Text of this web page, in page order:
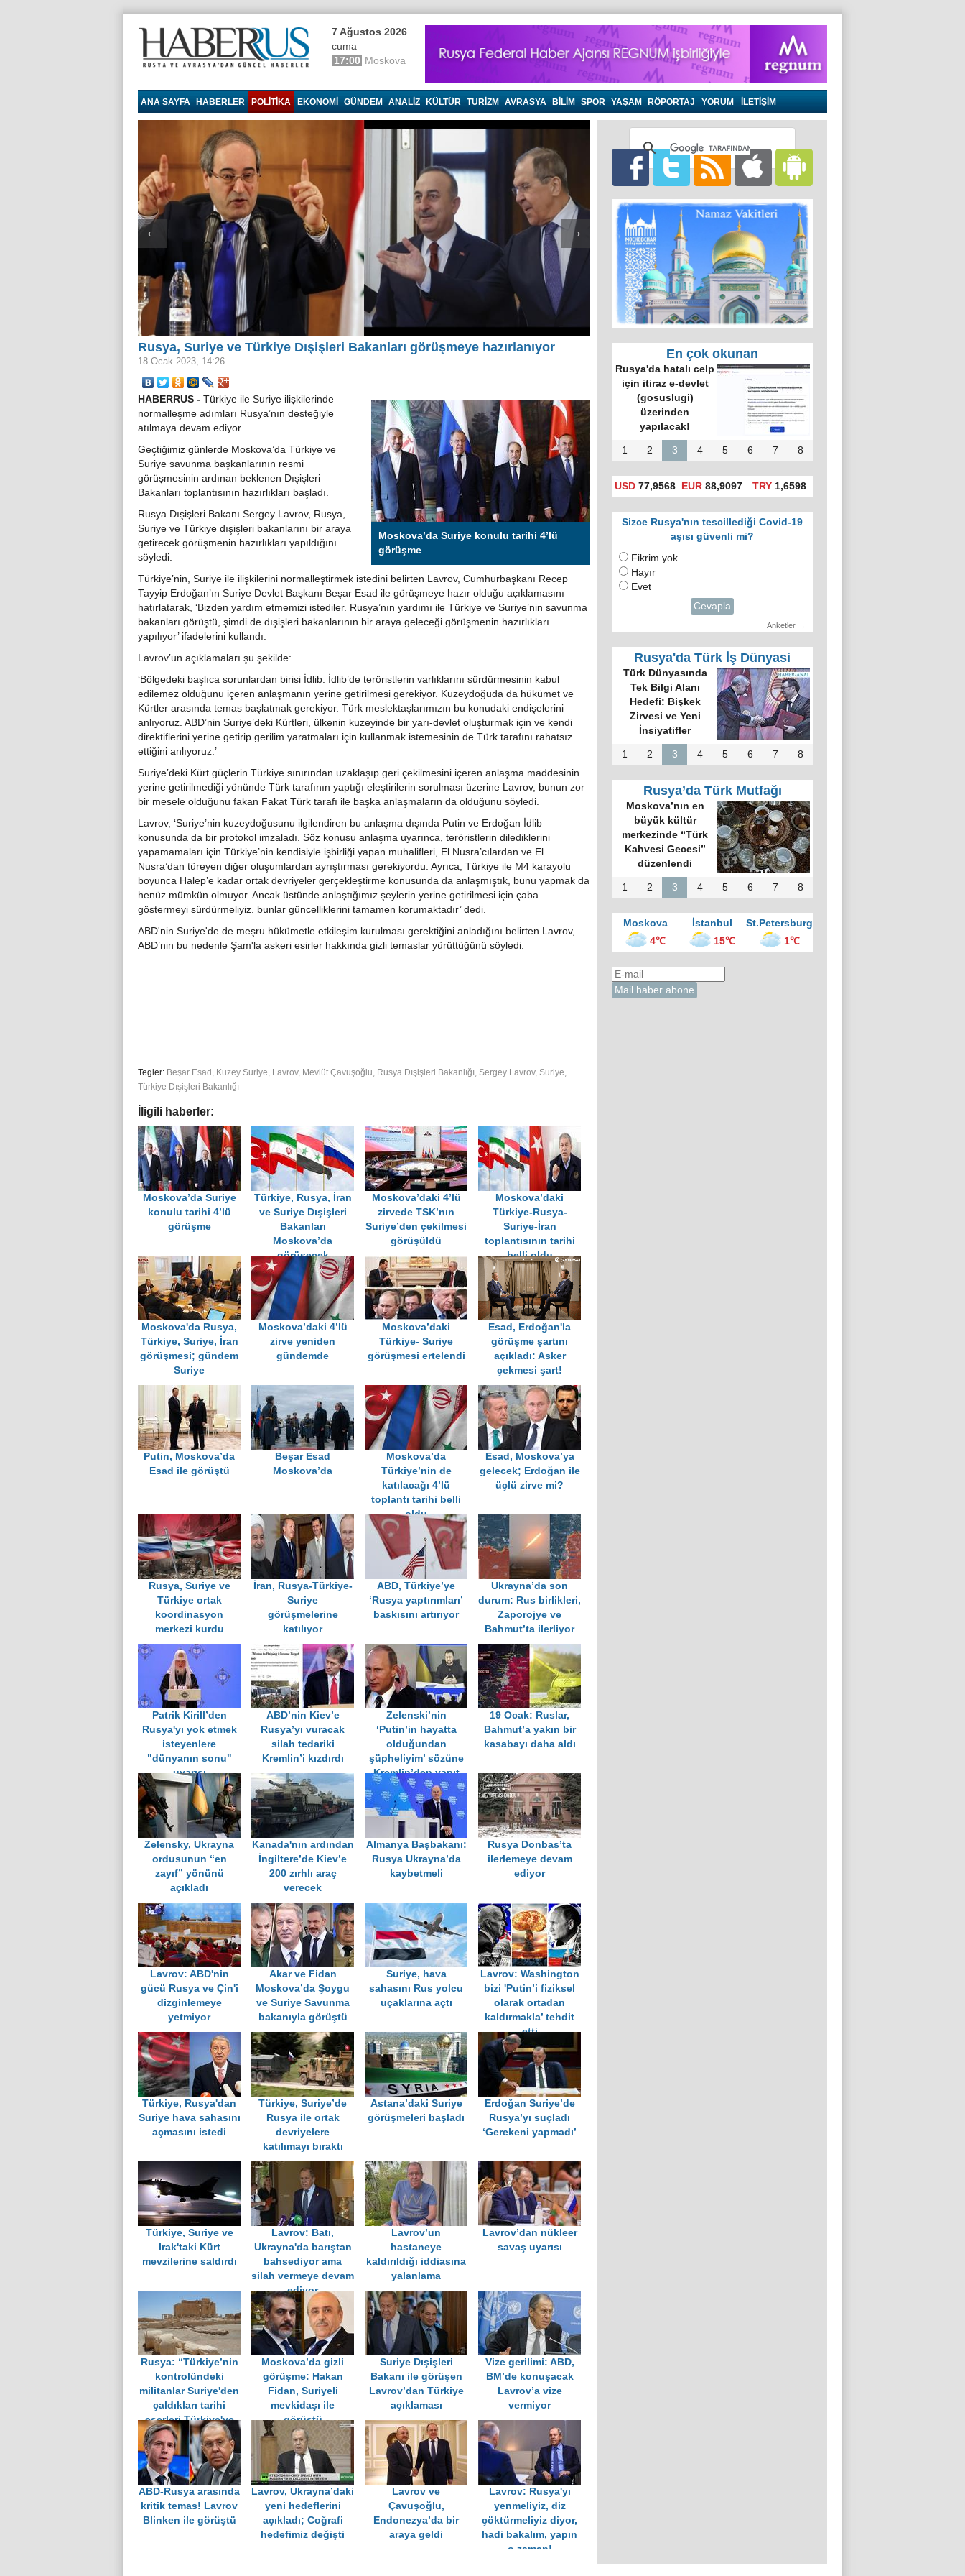
7 Ağustos 2026
cuma
17:00 Moskova
ANA SAYFA HABERLER POLITIKA EKONOMI GÜNDEM ANALIZ KÜLTÜR TURIZM AVRASYA BILIM SPOR YAŞAM RÖPORTAJ YORUM İLETİŞİM
← →
Rusya, Suriye ve Türkiye Dışişleri Bakanları görüşmeye hazırlanıyor
18 Ocak 2023, 14:26
Moskova’da Suriye konulu tarihi 4’lü
görüşme
HABERRUS - Türkiye ile Suriye ilişkilerinde
normalleşme adımları Rusya’nın desteğiyle
atılmaya devam ediyor.
Geçtiğimiz günlerde Moskova’da Türkiye ve
Suriye savunma başkanlarının resmi
görüşmesinin ardınan beklenen Dışişleri
Bakanları toplantısının hazırlıkları başladı.
Rusya Dışişleri Bakanı Sergey Lavrov, Rusya,
Suriye ve Türkiye dışişleri bakanlarını bir araya
getirecek görüşmenin hazırlıkları yapıldığını
söyledi.
Türkiye’nin, Suriye ile ilişkilerini normalleştirmek istedini belirten Lavrov, Cumhurbaşkanı Recep
Tayyip Erdoğan’ın Suriye Devlet Başkanı Beşar Esad ile görüşmeye hazır olduğu açıklamasını
hatırlatarak, ‘Bizden yardım etmemizi istediler. Rusya’nın yardımı ile Türkiye ve Suriye’nin savunma
bakanları görüştü, şimdi de dışişleri bakanlarının bir araya geleceği görüşmenin hazırlıkları
yapılıyor’ ifadelerini kullandı.
Lavrov’un açıklamaları şu şekilde:
‘Bölgedeki başlıca sorunlardan birisi İdlib. İdlib’de teröristlerin varlıklarını sürdürmesinin kabul
edilemez olduğunu içeren anlaşmanın yerine getirilmesi gerekiyor. Kuzeydoğuda da hükümet ve
Kürtler arasında temas başlatmak gerekiyor. Türk meslektaşlarımızın bu konudaki endişelerini
anlıyoruz. ABD’nin Suriye’deki Kürtleri, ülkenin kuzeyinde bir yarı-devlet oluşturmak için ve kendi
direktiflerini yerine getirip gerilim yaratmaları için kullanmak istemesinin de Türk tarafını rahatsız
ettiğini anlıyoruz.’
Suriye’deki Kürt güçlerin Türkiye sınırından uzaklaşıp geri çekilmesini içeren anlaşma maddesinin
yerine getirilmediği yönünde Türk tarafının yaptığı eleştirilerin sorulması üzerine Lavrov, bunun zor
bir mesele olduğunu fakan Fakat Türk tarafı ile başka anlaşmaların da olduğunu söyledi.
Lavrov, ‘Suriye’nin kuzeydoğusunu ilgilendiren bu anlaşma dışında Putin ve Erdoğan İdlib
konusunda da bir protokol imzaladı. Söz konusu anlaşma uyarınca, teröristlerin dilediklerini
yapamamaları için Türkiye’nin kendisiyle işbirliği yapan muhalifleri, El Nusra’cılardan ve El
Nusra’dan türeyen diğer oluşumlardan ayrıştırması gerekiyordu. Ayrıca, Türkiye ile M4 karayolu
boyunca Halep’e kadar ortak devriyeler gerçekleştirme konusunda da anlaşmıştık, bunu yapmak da
henüz mümkün olmuyor. Ancak üstünde anlaştığımız şeylerin yerine getirilmesi için çaba
göstermeyi sürdürmeliyiz. bunlar güncelliklerini tamamen korumaktadır’ dedi.
ABD'nin Suriye'de de meşru hükümetle etkileşim kurulması gerektiğini anladığını belirten Lavrov,
ABD’nin bu nedenle Şam'la askeri esirler hakkında gizli temaslar yürüttüğünü söyledi.
Tegler: Beşar Esad, Kuzey Suriye, Lavrov, Mevlüt Çavuşoğlu, Rusya Dışişleri Bakanlığı, Sergey Lavrov, Suriye,
Türkiye Dışişleri Bakanlığı
İligili haberler:
Moskova’da Suriye
konulu tarihi 4’lü
görüşme
Türkiye, Rusya, İran
ve Suriye Dışişleri
Bakanları
Moskova’da
görüşecek
Moskova’daki 4’lü
zirvede TSK’nın
Suriye’den çekilmesi
görüşüldü
Moskova’daki
Türkiye-Rusya-
Suriye-İran
toplantısının tarihi
belli oldu
Moskova'da Rusya,
Türkiye, Suriye, İran
görüşmesi; gündem
Suriye
Moskova’daki 4’lü
zirve yeniden
gündemde
Moskova’daki
Türkiye- Suriye
görüşmesi ertelendi
Esad, Erdoğan'la
görüşme şartını
açıkladı: Asker
çekmesi şart!
Putin, Moskova’da
Esad ile görüştü
Beşar Esad
Moskova’da
Moskova’da
Türkiye’nin de
katılacağı 4’lü
toplantı tarihi belli
oldu
Esad, Moskova’ya
gelecek; Erdoğan ile
üçlü zirve mi?
Rusya, Suriye ve
Türkiye ortak
koordinasyon
merkezi kurdu
İran, Rusya-Türkiye-
Suriye
görüşmelerine
katılıyor
ABD, Türkiye’ye
‘Rusya yaptırımları’
baskısını artırıyor
Ukrayna’da son
durum: Rus birlikleri,
Zaporojye ve
Bahmut’ta ilerliyor
Patrik Kirill’den
Rusya'yı yok etmek
isteyenlere
"dünyanın sonu"
uyarısı
ABD’nin Kiev’e
Rusya’yı vuracak
silah tedariki
Kremlin’i kızdırdı
Zelenski’nin
‘Putin’in hayatta
olduğundan
şüpheliyim’ sözüne
Kremlin’den yanıt
19 Ocak: Ruslar,
Bahmut’a yakın bir
kasabayı daha aldı
Zelensky, Ukrayna
ordusunun “en
zayıf” yönünü
açıkladı
Kanada'nın ardından
İngiltere’de Kiev’e
200 zırhlı araç
verecek
Almanya Başbakanı:
Rusya Ukrayna’da
kaybetmeli
Rusya Donbas’ta
ilerlemeye devam
ediyor
Lavrov: ABD'nin
gücü Rusya ve Çin'i
dizginlemeye
yetmiyor
Akar ve Fidan
Moskova’da Şoygu
ve Suriye Savunma
bakanıyla görüştü
Suriye, hava
sahasını Rus yolcu
uçaklarına açtı
Lavrov: Washington
bizi 'Putin’i fiziksel
olarak ortadan
kaldırmakla’ tehdit
etti
Türkiye, Rusya'dan
Suriye hava sahasını
açmasını istedi
Türkiye, Suriye’de
Rusya ile ortak
devriyelere
katılımayı bıraktı
Astana’daki Suriye
görüşmeleri başladı
Erdoğan Suriye’de
Rusya’yı suçladı
‘Gerekeni yapmadı’
Türkiye, Suriye ve
Irak'taki Kürt
mevzilerine saldırdı
Lavrov: Batı,
Ukrayna'da barıştan
bahsediyor ama
silah vermeye devam
ediyor
Lavrov’un
hastaneye
kaldırıldığı iddiasına
yalanlama
Lavrov’dan nükleer
savaş uyarısı
Rusya: “Türkiye’nin
kontrolündeki
militanlar Suriye'den
çaldıkları tarihi
eserleri Türkiye'ye
kaçırıyor”
Moskova’da gizli
görüşme: Hakan
Fidan, Suriyeli
mevkidaşı ile
görüştü
Suriye Dışişleri
Bakanı ile görüşen
Lavrov’dan Türkiye
açıklaması
Vize gerilimi: ABD,
BM’de konuşacak
Lavrov’a vize
vermiyor
ABD-Rusya arasında
kritik temas! Lavrov
Blinken ile görüştü
Lavrov, Ukrayna’daki
yeni hedeflerini
açıkladı; Coğrafi
hedefimiz değişti
Lavrov ve
Çavuşoğlu,
Endonezya’da bir
araya geldi
Lavrov: Rusya'yı
yenmeliyiz, diz
çöktürmeliyiz diyor,
hadi bakalım, yapın
o zaman!
En çok okunan
Rusya'da hatalı celp
için itiraz e-devlet
(gosuslugi)
üzerinden
yapılacak!
1 2 3 4 5 6 7 8
USD 77,9568 EUR 88,9097 TRY1,6598
Sizce Rusya'nın tescillediği Covid-19
aşısı güvenli mi?
Fikrim yok
Hayır
Evet
Cevapla
Anketler →
Rusya'da Türk İş Dünyasi
Türk Dünyasında
Tek Bilgi Alanı
Hedefi: Bişkek
Zirvesi ve Yeni
İnsiyatifler
1 2 3 4 5 6 7 8
Rusya’da Türk Mutfağı
Moskova’nın en
büyük kültür
merkezinde “Türk
Kahvesi Gecesi”
düzenlendi
1 2 3 4 5 6 7 8
Moskova İstanbul
St.Petersburg
4℃
15℃ 1℃